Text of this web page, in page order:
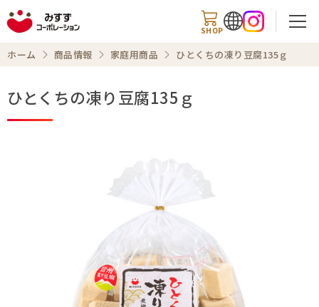
SHOP
検索
ホーム 商品情報 家庭用商品 ひとくちの凍り豆腐135ｇ
ひとくちの凍り豆腐135ｇ